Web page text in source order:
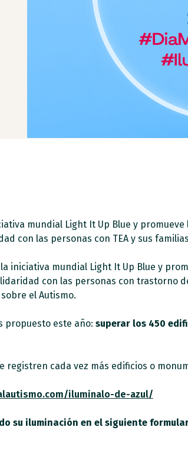
mundial Light It Up Blue y
con las personas con TEA y sus familias
iniciativa mundial Light It Up Blue y
con las personas con trastorno
el Autismo.
propuesto este año: superar los 450
cada vez más edificios o
iluminalo-de-azul/
su iluminación en el siguiente